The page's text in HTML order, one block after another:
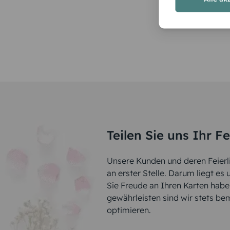
Teilen Sie uns Ihr
Unsere Kunden und deren
an erster Stelle. Darum liegt es
Sie Freude an Ihren Karten
gewährleisten sind wir stets
optimieren.